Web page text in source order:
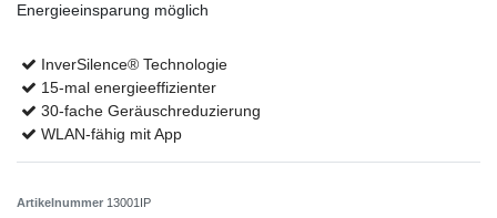
Energieeinsparung möglich
InverSilence® Technologie
15-mal energieeffizienter
30-fache Geräuschreduzierung
WLAN-fähig mit App
Artikelnummer 13001IP